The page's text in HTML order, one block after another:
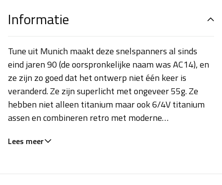
Informatie
Tune uit Munich maakt deze snelspanners al sinds
eind jaren 90 (de oorspronkelijke naam was AC14), en
ze zijn zo goed dat het ontwerp niet één keer is
veranderd. Ze zijn superlicht met ongeveer 55g. Ze
hebben niet alleen titanium maar ook 6/4V titanium
assen en combineren retro met moderne
Lees meer